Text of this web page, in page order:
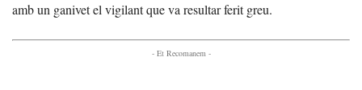
amb un ganivet el vigilant que va resultar ferit greu.
- Et Recomanem -